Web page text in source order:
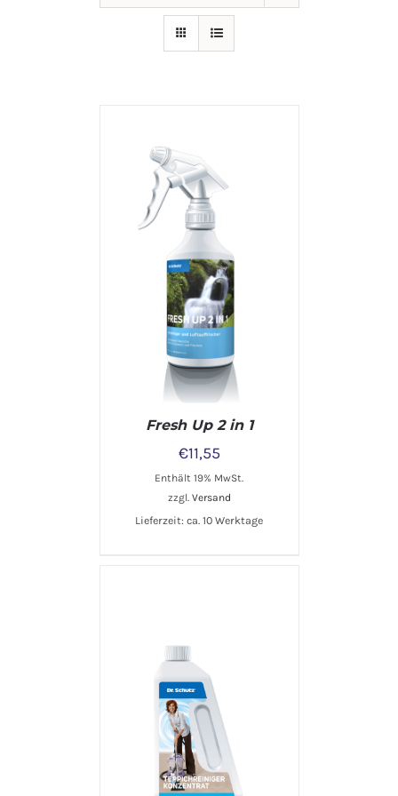
IN DEN WARENKORB
DETAILS
Fresh Up 2 in 1
€11,55
Enthält 19% MwSt.
zzgl. Versand
Lieferzeit: ca. 10 Werktage
IN DEN WARENKORB
DETAILS